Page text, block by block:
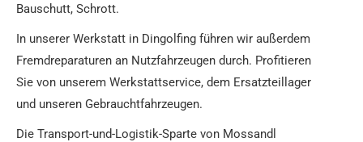
Bauschutt, Schrott.
In unserer Werkstatt in Dingolfing führen wir außerdem
Fremdreparaturen an Nutzfahrzeugen durch. Profitieren
Sie von unserem Werkstattservice, dem Ersatzteillager
und unseren Gebrauchtfahrzeugen.
Die Transport-und-Logistik-Sparte von Mossandl